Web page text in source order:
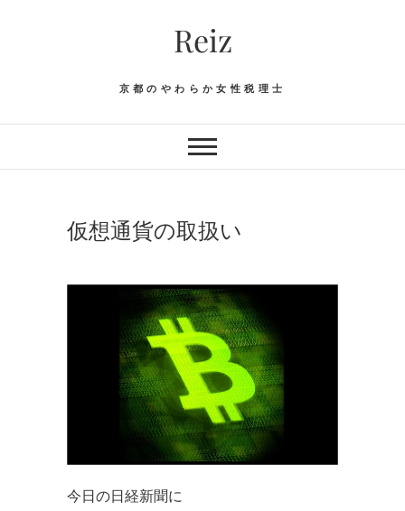
Reiz
京都のやわらか女性税理士
仮想通貨の取扱い
今日の日経新聞に